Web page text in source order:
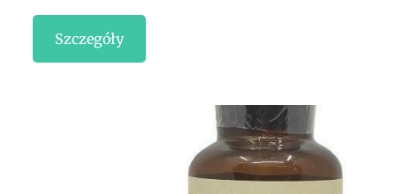
Szczegóły